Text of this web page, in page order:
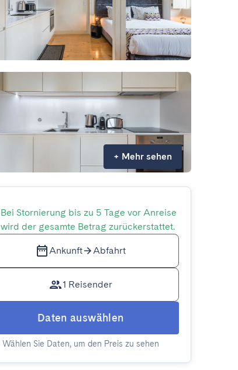
+ Mehr sehen
Bei Stornierung bis zu 5 Tage vor Anreise
wird der gesamte Betrag zurückerstattet.
Ankunft Abfahrt
1 Reisender
Daten auswählen
Wählen Sie Daten, um den Preis zu sehen